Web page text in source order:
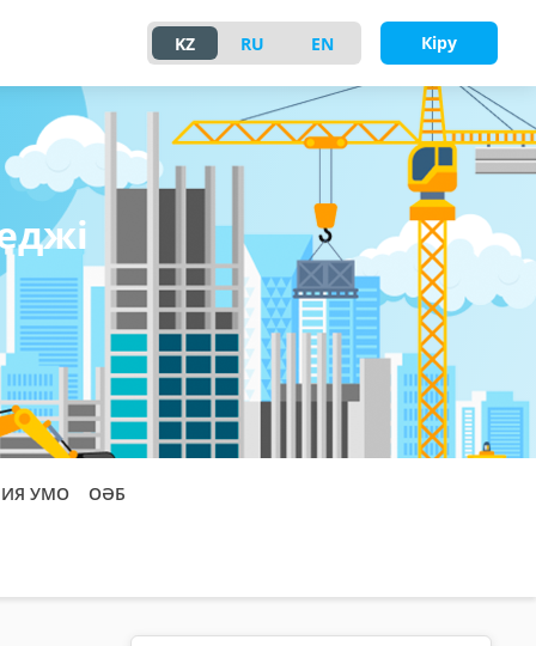
KZ RU EN Кіру
УМО ОӘБ